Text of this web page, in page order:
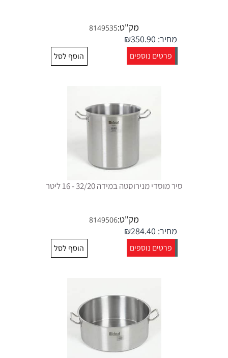
מק"ט:8149535
מחיר: ₪350.90
פרטים נוספים הוסף לסל
סיר מוסדי מנירוסטה במידה 32/20 - 16 ליטר
מק"ט:8149506
מחיר: ₪284.40
פרטים נוספים הוסף לסל